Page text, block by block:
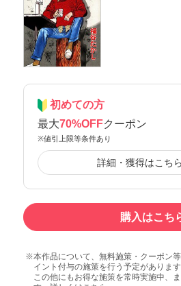
初めての方
最大70%OFFクーポン
※値引上限等条件あり
詳細・獲得はこちら
購入はこち
本作品について、無料施策・クーポン
イント付与の施策を行う予定があります
この他にもお得な施策を常時実施中、